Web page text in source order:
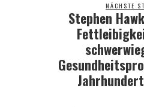
NÄCHSTE
Stephen